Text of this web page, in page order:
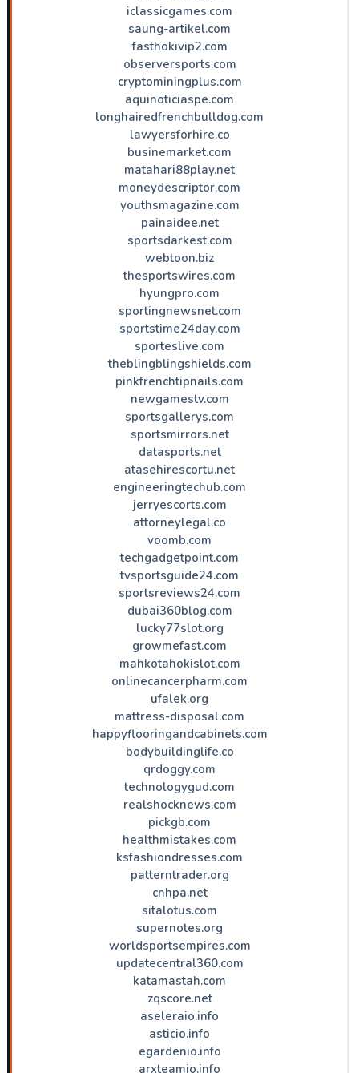
iclassicgames.com
saung-artikel.com
fasthokivip2.com
observersports.com
cryptominingplus.com
aquinoticiaspe.com
longhairedfrenchbulldog.com
lawyersforhire.co
businemarket.com
matahari88play.net
moneydescriptor.com
youthsmagazine.com
painaidee.net
sportsdarkest.com
webtoon.biz
thesportswires.com
hyungpro.com
sportingnewsnet.com
sportstime24day.com
sporteslive.com
theblingblingshields.com
pinkfrenchtipnails.com
newgamestv.com
sportsgallerys.com
sportsmirrors.net
datasports.net
atasehirescortu.net
engineeringtechub.com
jerryescorts.com
attorneylegal.co
voomb.com
techgadgetpoint.com
tvsportsguide24.com
sportsreviews24.com
dubai360blog.com
lucky77slot.org
growmefast.com
mahkotahokislot.com
onlinecancerpharm.com
ufalek.org
mattress-disposal.com
happyflooringandcabinets.com
bodybuildinglife.co
qrdoggy.com
technologygud.com
realshocknews.com
pickgb.com
healthmistakes.com
ksfashiondresses.com
patterntrader.org
cnhpa.net
sitalotus.com
supernotes.org
worldsportsempires.com
updatecentral360.com
katamastah.com
zqscore.net
aseleraio.info
asticio.info
egardenio.info
arxteamio.info